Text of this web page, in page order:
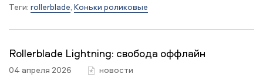
Теги: rollerblade, Коньки роликовые
Rollerblade Lightning: свобода оффлайн
04 апреля 2026 новости